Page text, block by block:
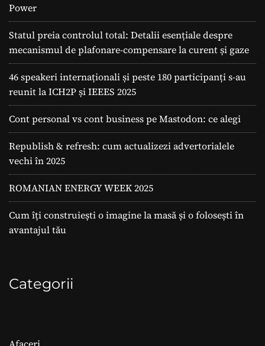
Power
Statul preia controlul total: Detalii esențiale despre
mecanismul de plafonare-compensare la curent și gaze
46 speakeri internaționali și peste 180 participanți s-au
reunit la ICH2P și IEEES 2025
Cont personal vs cont business pe Mastodon: ce alegi
Republish & refresh: cum actualizezi advertorialele
vechi în 2025
ROMANIAN ENERGY WEEK 2025
Cum îți construiești o imagine la masă și o folosești în
avantajul tău
Categorii